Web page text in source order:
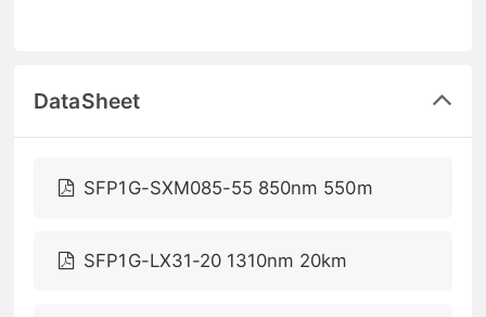
DataSheet
SFP1G-SXM085-55 850nm 550m
SFP1G-LX31-20 1310nm 20km